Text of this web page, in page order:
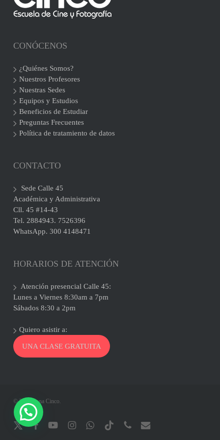
CONÓCENOS
¿Quiénes Somos?
Nuestros Profesores
Nuestras Sedes
Equipos y Estudios
Beneficios de Estudiar
Preguntas Frecuentes
Política de tratamiento de datos
CONTACTO
Sede Calle 45
Académica y Administrativa
Cll. 45 #14-43
Tel. 2884943. 7526396
WhatsApp. 300 4148471
HORARIOS DE ATENCIÓN
Atención presencial Calle 45:
Lunes a Viernes 8:30am a 7pm
Sábados 8:30 a 2pm
Quiero asistir a:
UNA CLASE GRATUITA
© 2026 Zona Cinco.
x-
facebookyoutube instagramwhatsapptiktok phone email